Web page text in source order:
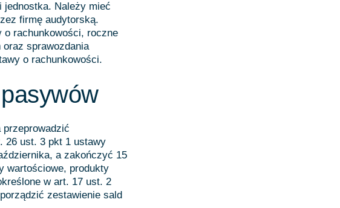
jednostka. Należy mieć
firmę audytorską.
o rachunkowości, roczne
oraz sprawozdania
o rachunkowości.
przeprowadzić
26 ust. 3 pkt 1 ustawy
a zakończyć 15
wartościowe, produkty
w art. 17 ust. 2
zestawienie sald